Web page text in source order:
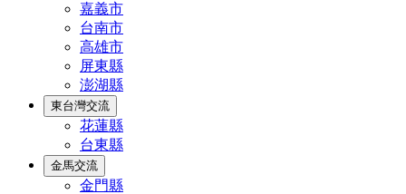
嘉義市
台南市
高雄市
屏東縣
澎湖縣
東台灣交流
花蓮縣
台東縣
金馬交流
金門縣